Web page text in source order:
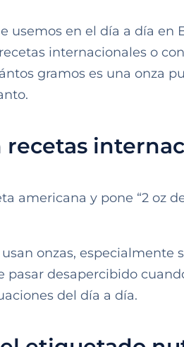
usemos en el día a día en
internacionales o
gramos es una onza
recetas
americana y pone “2 oz
onzas,
pasar desapercibido
del día a día.